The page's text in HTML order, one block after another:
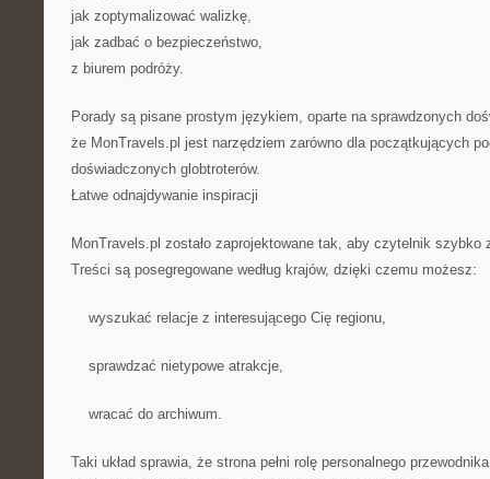
jak zoptymalizować walizkę,
jak zadbać o bezpieczeństwo,
z biurem podróży.
Porady są pisane prostym językiem, oparte na sprawdzonych
że MonTravels.pl jest narzędziem zarówno dla początkujących
doświadczonych globtroterów.
Łatwe odnajdywanie inspiracji
MonTravels.pl zostało zaprojektowane tak, aby czytelnik szybko
Treści są posegregowane według krajów, dzięki czemu możesz:
wyszukać relacje z interesującego Cię regionu,
sprawdzać nietypowe atrakcje,
wracać do archiwum.
Taki układ sprawia, że strona pełni rolę personalnego